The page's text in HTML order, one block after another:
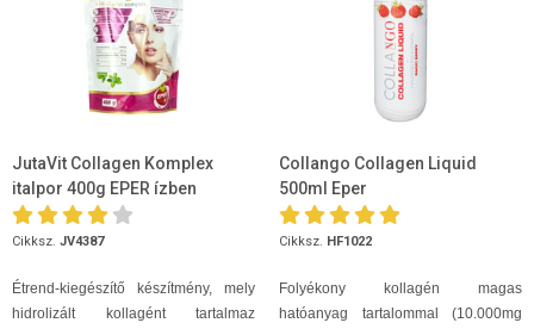
JutaVit Collagen Komplex
italpor 400g EPER ízben
Cikksz. JV4387
Étrend-kiegészítő készítmény, mely
hidrolizált kollagént tartalmaz
Collango Collagen Liquid
500ml Eper
Cikksz. HF1022
Folyékony kollagén magas
hatóanyag tartalommal (10.000mg